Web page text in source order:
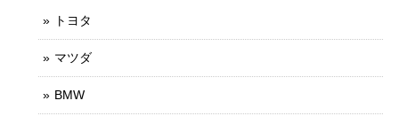
トヨタ
マツダ
BMW